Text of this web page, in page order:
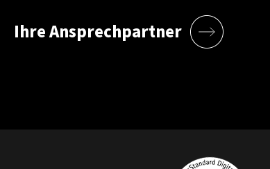
Ihre Ansprechpartner